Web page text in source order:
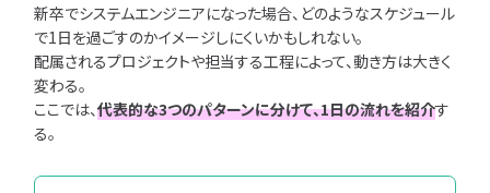
新卒でシステムエンジニアになった場合、どのようなスケジュール
で1日を過ごすのかイメージしにくいかもしれない。
配属されるプロジェクトや担当する工程によって、動き方は大きく
変わる。
ここでは、代表的な3つのパターンに分けて、1日の流れを紹介す
る。